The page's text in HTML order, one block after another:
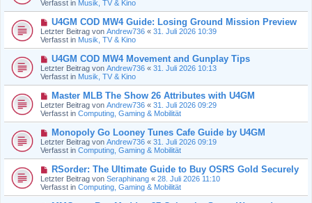
i
t
a
g
e
B
e
i
t
a
g
Verfasst in Musik, TV & Kino
N
e
u
e
B
e
i
t
a
g
U4GM COD MW4 Guide: Losing Ground Mission Preview
Letzter Beitrag von Andrew736 « 31. Juli 2026 10:39
Verfasst in Musik, TV & Kino
N
e
u
e
B
e
i
t
a
g
U4GM COD MW4 Movement and Gunplay Tips
Letzter Beitrag von Andrew736 « 31. Juli 2026 10:13
Verfasst in Musik, TV & Kino
N
e
u
e
B
e
i
t
a
g
Master MLB The Show 26 Attributes with U4GM
Letzter Beitrag von Andrew736 « 31. Juli 2026 09:29
Verfasst in Computing, Gaming & Mobilität
N
e
u
e
B
e
i
t
Monopoly Go Looney Tunes Cafe Guide by U4GM
Letzter Beitrag von Andrew736 « 31. Juli 2026 09:19
Verfasst in Computing, Gaming & Mobilität
N
e
u
e
RSorder: The Ultimate Guide to Buy OSRS Gold Securely
Letzter Beitrag von Seraphinang « 28. Juli 2026 11:10
Verfasst in Computing, Gaming & Mobilität